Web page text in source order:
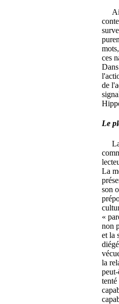
ces
de
Le
La
La
son
«
non
et la
la
tenté